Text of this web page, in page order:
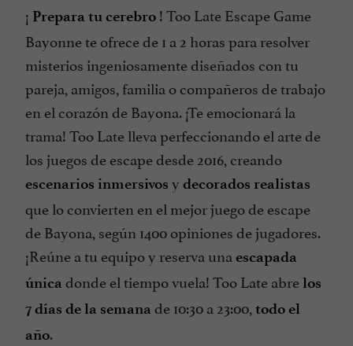
¡ Prepara tu cerebro ! Too Late Escape Game
Bayonne te ofrece de 1 a 2 horas para resolver
misterios ingeniosamente diseñados con tu
pareja, amigos, familia o compañeros de trabajo
en el corazón de Bayona. ¡Te emocionará la
trama! Too Late lleva perfeccionando el arte de
los juegos de escape desde 2016, creando
escenarios inmersivos y decorados realistas
que lo convierten en el mejor juego de escape
de Bayona, según 1400 opiniones de jugadores.
¡Reúne a tu equipo y reserva una escapada
única donde el tiempo vuela! Too Late abrelos
7 días de la semana de 10:30 a 23:00, todo el
año.